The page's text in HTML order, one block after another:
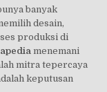
banyak
desain,
produksi di
menemani
mitra tepercaya
keputusan